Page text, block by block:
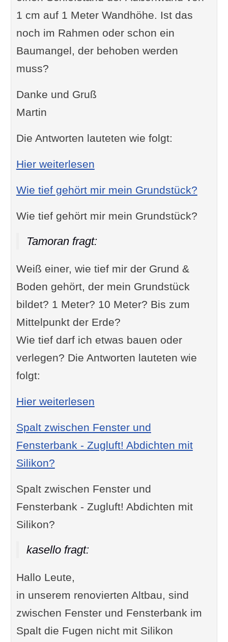
1 cm auf 1 Meter Wandhöhe. Ist das
noch im Rahmen oder schon ein
Baumangel, der behoben werden
muss?
Danke und Gruß
Martin
Die Antworten lauteten wie folgt:
Hier weiterlesen: Ab wann ist schief ein
Wie tief gehört mir mein Grundstück?
Wie tief gehört mir mein Grundstück?
Tamoran fragt:
Weiß einer, wie tief mir der Grund &
Boden gehört, der mein Grundstück
bildet? 1 Meter? 10 Meter? Bis zum
Mittelpunkt der Erde?
Wie tief darf ich etwas bauen oder
verlegen? Die Antworten lauteten wie
folgt:
Hier weiterlesen: Wie tief gehört mir mein
Spalt zwischen Fenster und
Fensterbank - Zugluft! Abdichten mit
Silikon?
Spalt zwischen Fenster und
Fensterbank - Zugluft! Abdichten mit
Silikon?
kasello fragt:
Hallo Leute,
in unserem renovierten Altbau, sind
zwischen Fenster und Fensterbank im
Spalt die Fugen nicht mit Silikon